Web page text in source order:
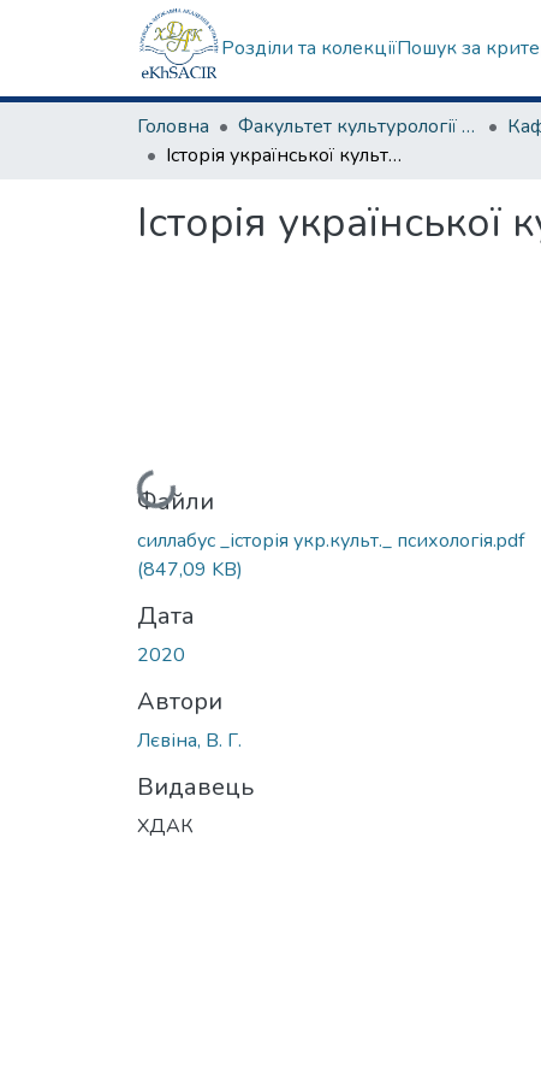
Розділи та колекціїПошук за
Головна Факультет культурології та соціальних комунікацій
Історія української культури
Історія української
Вантажиться...
Файли
силлабус _історія укр.культ._ психологія.pdf
(847,09 KB)
Дата
2020
Автори
Лєвіна, В. Г.
Видавець
ХДАК